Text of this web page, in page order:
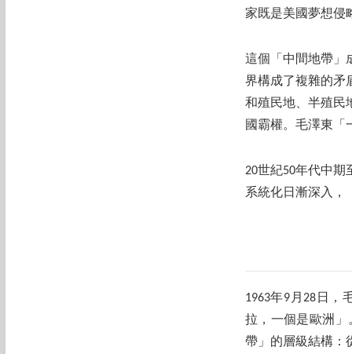
家既是美國夢想侵
這個「中間地帶」
界構成了複雜的矛
和殖民地、半殖民
國霸權。毛澤東「
20世紀50年代中
系統化日漸深入，
1963年9月28日，
拉，一個是歐洲」
帶」的層級結構：